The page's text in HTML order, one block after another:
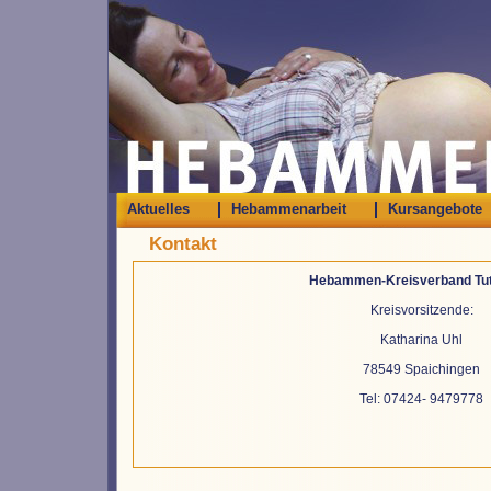
Aktuelles Hebammenarbeit Kursangebote
Kontakt
Hebammen-Kreisverband
Kreisvorsitzende:
Katharina Uhl
78549 Spaichingen
Tel: 07424- 9479778